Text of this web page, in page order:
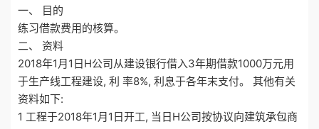
一、 目的
练习借款费用的核算。
二、 资料
2018年1月1日H公司从建设银行借入3年期借款1000万元用
于生产线工程建设, 利 率8%, 利息于各年末支付。 其他有关
资料如下:
1 工程于2018年1月1日开工, 当日H公司按协议向建筑承包商